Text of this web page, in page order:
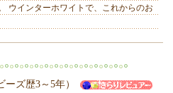
ウインターホワイトで、これからのお
ズ歴3～5年）